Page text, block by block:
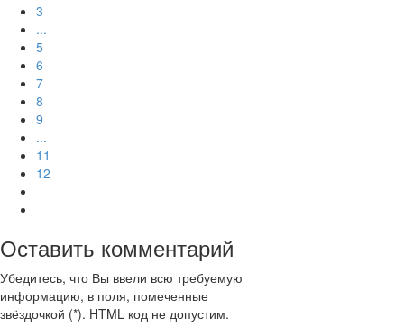
3
...
5
6
7
8
9
...
11
12
Оставить комментарий
Убедитесь, что Вы ввели всю требуемую
информацию, в поля, помеченные
звёздочкой (*). HTML код не допустим.